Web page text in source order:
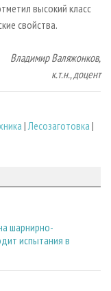
высокий класс
свойства.
Владимир Валяжонков,
к.т.н., доцент
| Лесозаготовка |
шарнирно-
испытания в